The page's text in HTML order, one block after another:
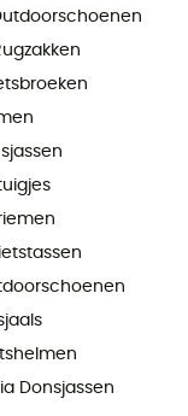
Donsjassen